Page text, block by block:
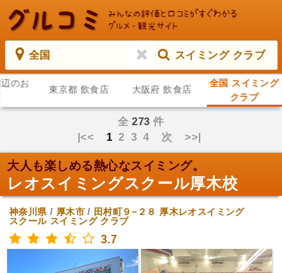
全国 スイミング クラブ
のお
東京都 飲食店 大阪府 飲食店
全国 スイミング
クラブ
全273 件
|<< 12 3 4 次 >>|
大人も楽しめる熱心なスイミング。
レオスイミングスクール厚木校
神奈川県/ 厚木市/ 田村町９−２８ 厚木レオスイミング
スクール スイミング クラブ
3.7